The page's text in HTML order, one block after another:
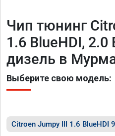
Чип тюнинг
1.6 BlueHDI, 2.0
дизель в
Выберите свою модель:
Citroen Jumpy III 1.6 BlueHDI